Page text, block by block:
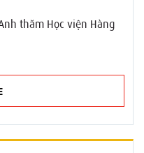
thăm Học viện Hàng